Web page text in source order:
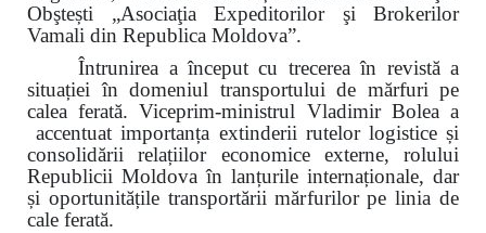
Obştești „Asociaţia Expeditorilor şi Brokerilor
Vamali din Republica Moldova”.
Întrunirea a început cu trecerea în revistă a
situației în domeniul transportului de mărfuri pe
calea ferată. Viceprim-ministrul Vladimir Bolea a
accentuat importanța extinderii rutelor logistice și
consolidării relațiilor economice externe, rolului
Republicii Moldova în lanțurile internaționale, dar
și oportunitățile transportării mărfurilor pe linia de
cale ferată.